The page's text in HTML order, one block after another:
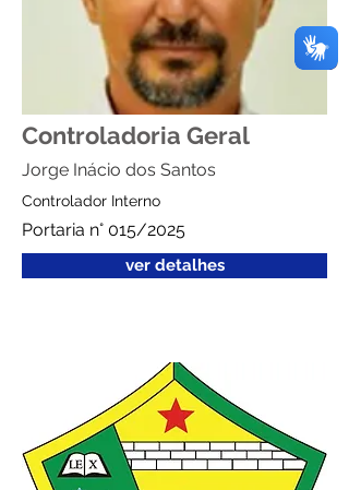
Controladoria Geral
Jorge Inácio dos Santos
Controlador Interno
Portaria n° 015/2025
ver detalhes